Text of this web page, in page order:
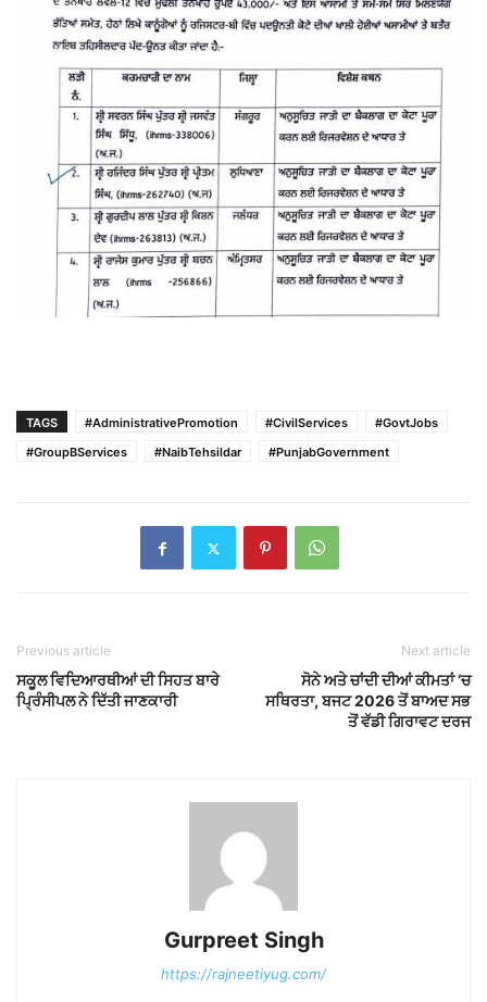
TAGS #AdministrativePromotion #CivilServices
#GovtJobs
#GroupBServices
#NaibTehsildar #PunjabGovernment
Previous article
ਸਕੂਲ ਵਿਦਿਆਰਥੀਆਂ ਦੀ ਸਿਹਤ ਬਾਰੇ
ਪ੍ਰਿੰਸੀਪਲ ਨੇ ਦਿੱਤੀ ਜਾਣਕਾਰੀ
Next article
ਸੋਨੇ ਅਤੇ ਚਾਂਦੀ ਦੀਆਂ ਕੀਮਤਾਂ ‘ਚ
ਸਥਿਰਤਾ, ਬਜਟ 2026 ਤੋਂ ਬਾਅਦ ਸਭ
ਤੋਂ ਵੱਡੀ ਗਿਰਾਵਟ ਦਰਜ
Gurpreet Singh
https://rajneetiyug.com/